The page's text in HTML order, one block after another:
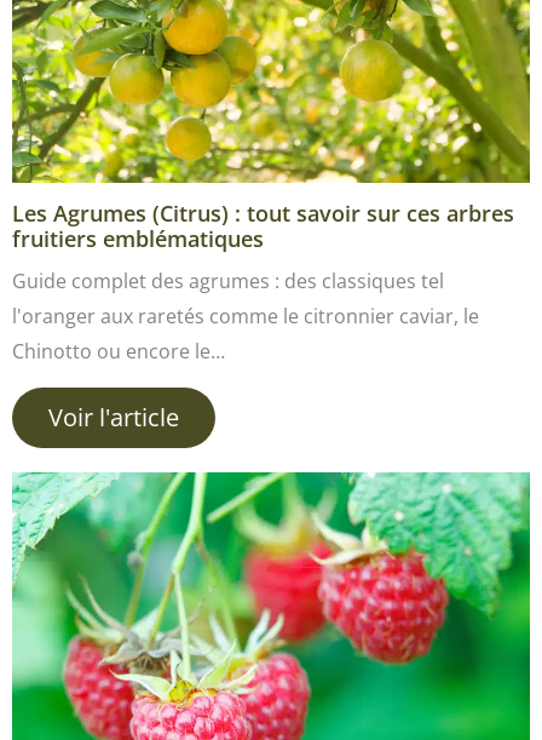
Les Agrumes (Citrus) : tout savoir sur ces arbres
fruitiers emblématiques
Guide complet des agrumes : des classiques tel
l'oranger aux raretés comme le citronnier caviar, le
Chinotto ou encore le…
Voir l'article